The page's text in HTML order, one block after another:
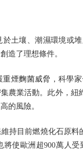
壤、潮濕環境或堆
造了理想條件。
麴菌威脅，科學家
農業活動。此外，
的風險。
目前燃燒化石原料
使歐洲超900萬人